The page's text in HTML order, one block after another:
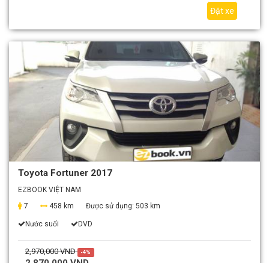
Đặt xe
Toyota Fortuner 2017
EZBOOK VIỆT NAM
7
458 km Được sử dụng: 503 km
Nước suối DVD
2,970,000 VND -4%